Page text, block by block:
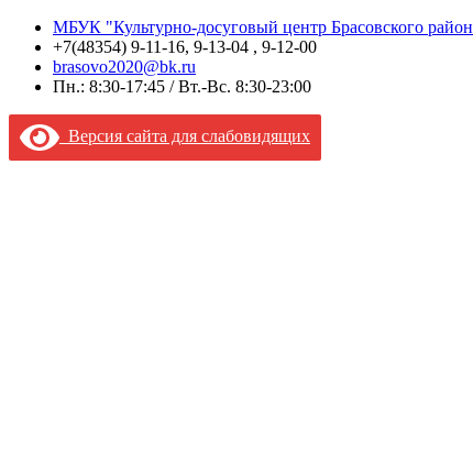
МБУК "Культурно-досуговый центр Брасовского
+7(48354) 9-11-16, 9-13-04 , 9-12-00
brasovo2020@bk.ru
Пн.: 8:30-17:45 / Вт.-Вс. 8:30-23:00
Версия сайта для слабовидящих